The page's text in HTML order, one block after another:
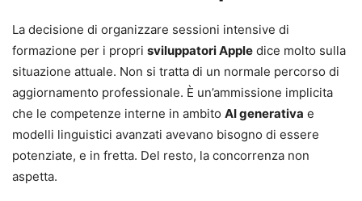
La decisione di organizzare sessioni intensive di
formazione per i propri sviluppatori Apple dice molto sulla
situazione attuale. Non si tratta di un normale percorso di
aggiornamento professionale. È un’ammissione implicita
che le competenze interne in ambito AI generativa e
modelli linguistici avanzati avevano bisogno di essere
potenziate, e in fretta. Del resto, la concorrenza non
aspetta.